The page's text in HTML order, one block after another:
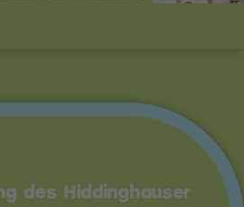
des Hiddinghauser